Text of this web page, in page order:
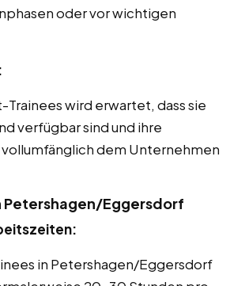
oder vor wichtigen
Trainees wird erwartet, dass sie
verfügbar sind und ihre
dem Unternehmen
Petershagen/Eggersdorf
in Petershagen/Eggersdorf